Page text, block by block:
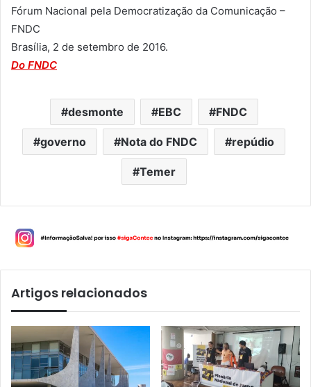
Fórum Nacional pela Democratização da Comunicação –
FNDC
Brasília, 2 de setembro de 2016.
Do FNDC
desmonte EBC FNDC
governo Nota do FNDC repúdio
Temer
Artigos relacionados